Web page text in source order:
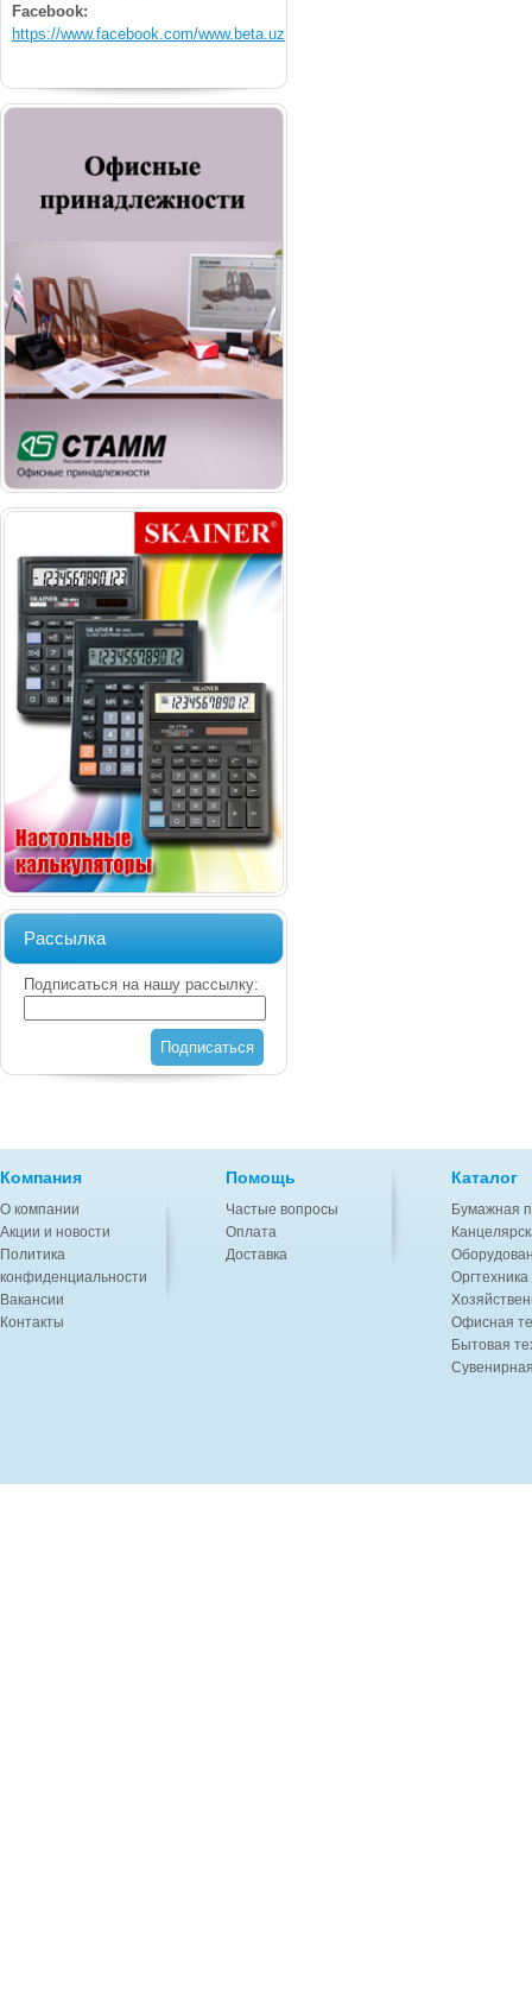
Facebook:
https://www.facebook.com/www.beta.uz
Рассылка
Подписаться на нашу рассылку:
Подписаться
Компания
О компании
Акции и новости
Политика
конфиденциальности
Вакансии
Контакты
Помощь
Частые вопросы
Оплата
Доставка
Каталог
Бумажная
Офисная
Бытовая